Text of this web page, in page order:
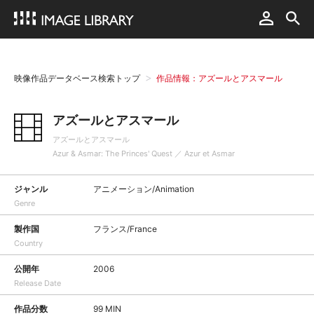
映像作品データベース検索トップ 作品情報：アズールとアスマール
アズールとアスマール
アズールとアスマール
Azur & Asmar: The Princes' Quest ／ Azur et Asmar
ジャンル
Genre
アニメーション/Animation
製作国
Country
フランス/France
公開年
Release Date
2006
作品分数 99 MIN